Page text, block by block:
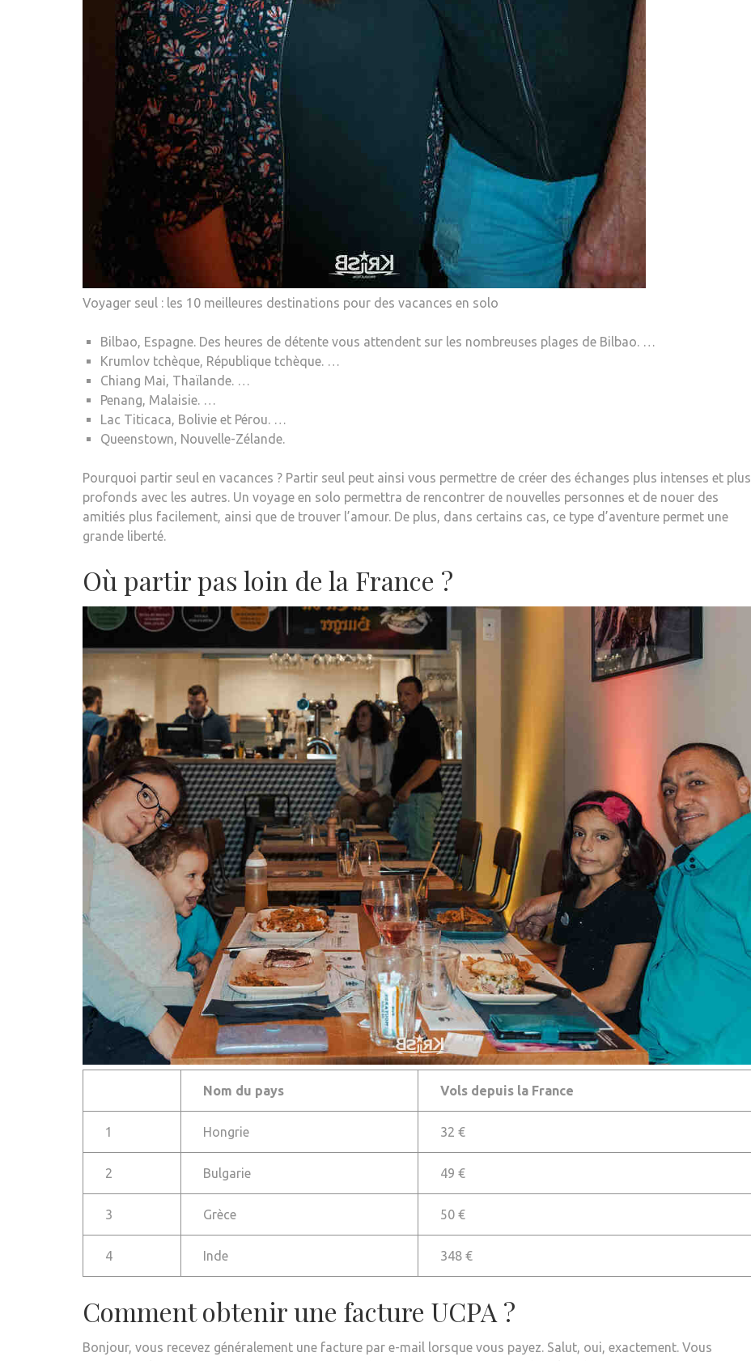
Voyager seul : les 10 meilleures destinations pour des vacances en solo
Bilbao, Espagne. Des heures de détente vous attendent sur les nombreuses plages de Bilbao. …
Krumlov tchèque, République tchèque. …
Chiang Mai, Thaïlande. …
Penang, Malaisie. …
Lac Titicaca, Bolivie et Pérou. …
Queenstown, Nouvelle-Zélande.
Pourquoi partir seul en vacances ? Partir seul peut ainsi vous permettre de créer des échanges plus intenses et plus
profonds avec les autres. Un voyage en solo permettra de rencontrer de nouvelles personnes et de nouer des
amitiés plus facilement, ainsi que de trouver l’amour. De plus, dans certains cas, ce type d’aventure permet une
grande liberté.
Où partir pas loin de la France ?
Nom du pays Vols depuis la France
1 Hongrie 32 €
2 Bulgarie 49 €
3 Grèce 50 €
4 Inde 348 €
Comment obtenir une facture UCPA ?
Bonjour, vous recevez généralement une facture par e-mail lorsque vous payez. Salut, oui, exactement. Vous